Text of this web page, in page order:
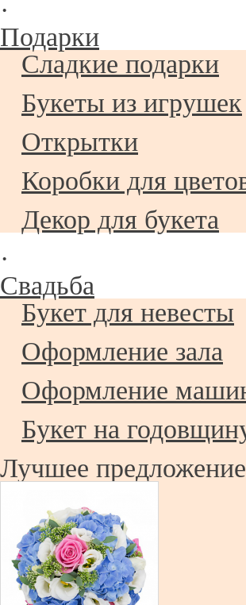
·
Подарки
Сладкие подарки
Букеты из игрушек
Открытки
Коробки для
Декор для букета
·
Свадьба
Букет для невесты
Оформление зала
Оформление
Букет на
Лучшее предложение